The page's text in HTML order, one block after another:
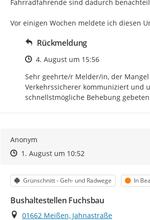
Fahrradfahrende sind dadurch
Vor einigen Wochen meldete ich diesen
Rückmeldung
Zeitpunkt des Erstellens
4. August um 15:56
Sehr geehrte/r Melder/in, der
Verkehrssicherer kommuniziert und
schnellstmögliche Behebung
Anonym
Zeitpunkt des Erstellens
Zeitpunkt des Erstellens
1. August um 10:52Zur Äußerung
Kategorie
Grünschnitt - Geh- und Radwege Status
In
Bushaltestellen Fuchsbau
Ort
01662 Meißen, Jahnastraße